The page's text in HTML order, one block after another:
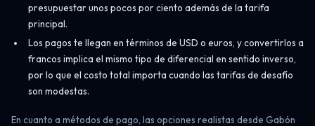
presupuestar unos pocos por ciento además de la tarifa
principal.
Los pagos te llegan en términos de USD o euros, y convertirlos a
francos implica el mismo tipo de diferencial en sentido inverso,
por lo que el costo total importa cuando las tarifas de desafío
son modestas.
En cuanto a métodos de pago, las opciones realistas desde Gabón